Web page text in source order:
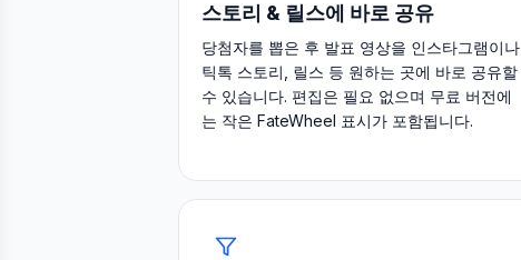
스토리 & 릴스에 바로 공유
당첨자를 뽑은 후 발표 영상을 인스타그램이나
틱톡 스토리, 릴스 등 원하는 곳에 바로 공유할
수 있습니다. 편집은 필요 없으며 무료 버전에
는 작은 FateWheel 표시가 포함됩니다.